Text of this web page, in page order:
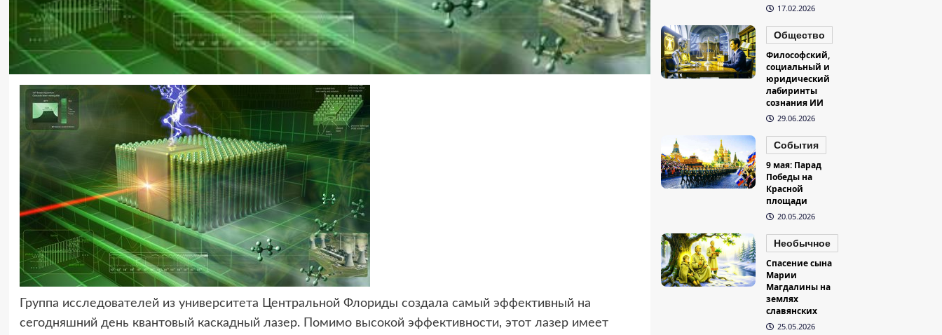
Группа исследователей из университета Центральной Флориды создала самый эффективный на
сегодняшний день квантовый каскадный лазер. Помимо высокой эффективности, этот лазер имеет
17.02.2026
Общество
Философский,
социальный и
юридический
лабиринты
сознания ИИ
29.06.2026
События
9 мая: Парад
Победы на
Красной
площади
20.05.2026
Необычное
Спасение сына
Марии
Магдалины на
землях
славянских
25.05.2026